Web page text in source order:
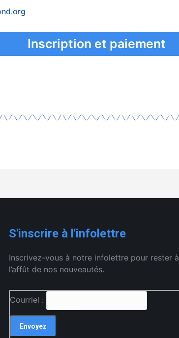
Inscription et paiement
S'inscrire à l'infolettre
Inscrivez-vous à notre infolettre pour rester à
l’affût de nos nouveautés.
Courriel :